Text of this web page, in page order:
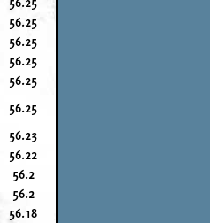
56.25
56.25
56.25
56.25
56.25
56.23
56.22
56.2
56.2
56.18